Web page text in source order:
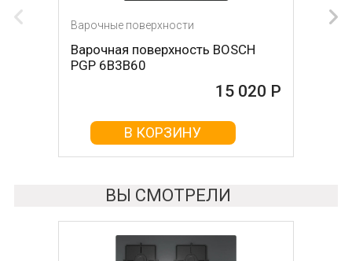
Варочные поверхности
Варочная поверхность BOSCH
PGP 6B3B60
15 020 Р
В КОРЗИНУ
Варочные поверхности
Варочная поверхность OASIS P-
MNRT (B)
15 026 Р
В КОРЗИНУ
ВЫ СМОТРЕЛИ